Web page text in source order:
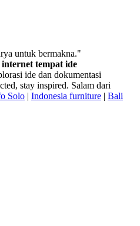
untuk bermakna."
tempat ide
ide dan dokumentasi
stay inspired. Salam dari
Solo | Indonesia furniture | Bali